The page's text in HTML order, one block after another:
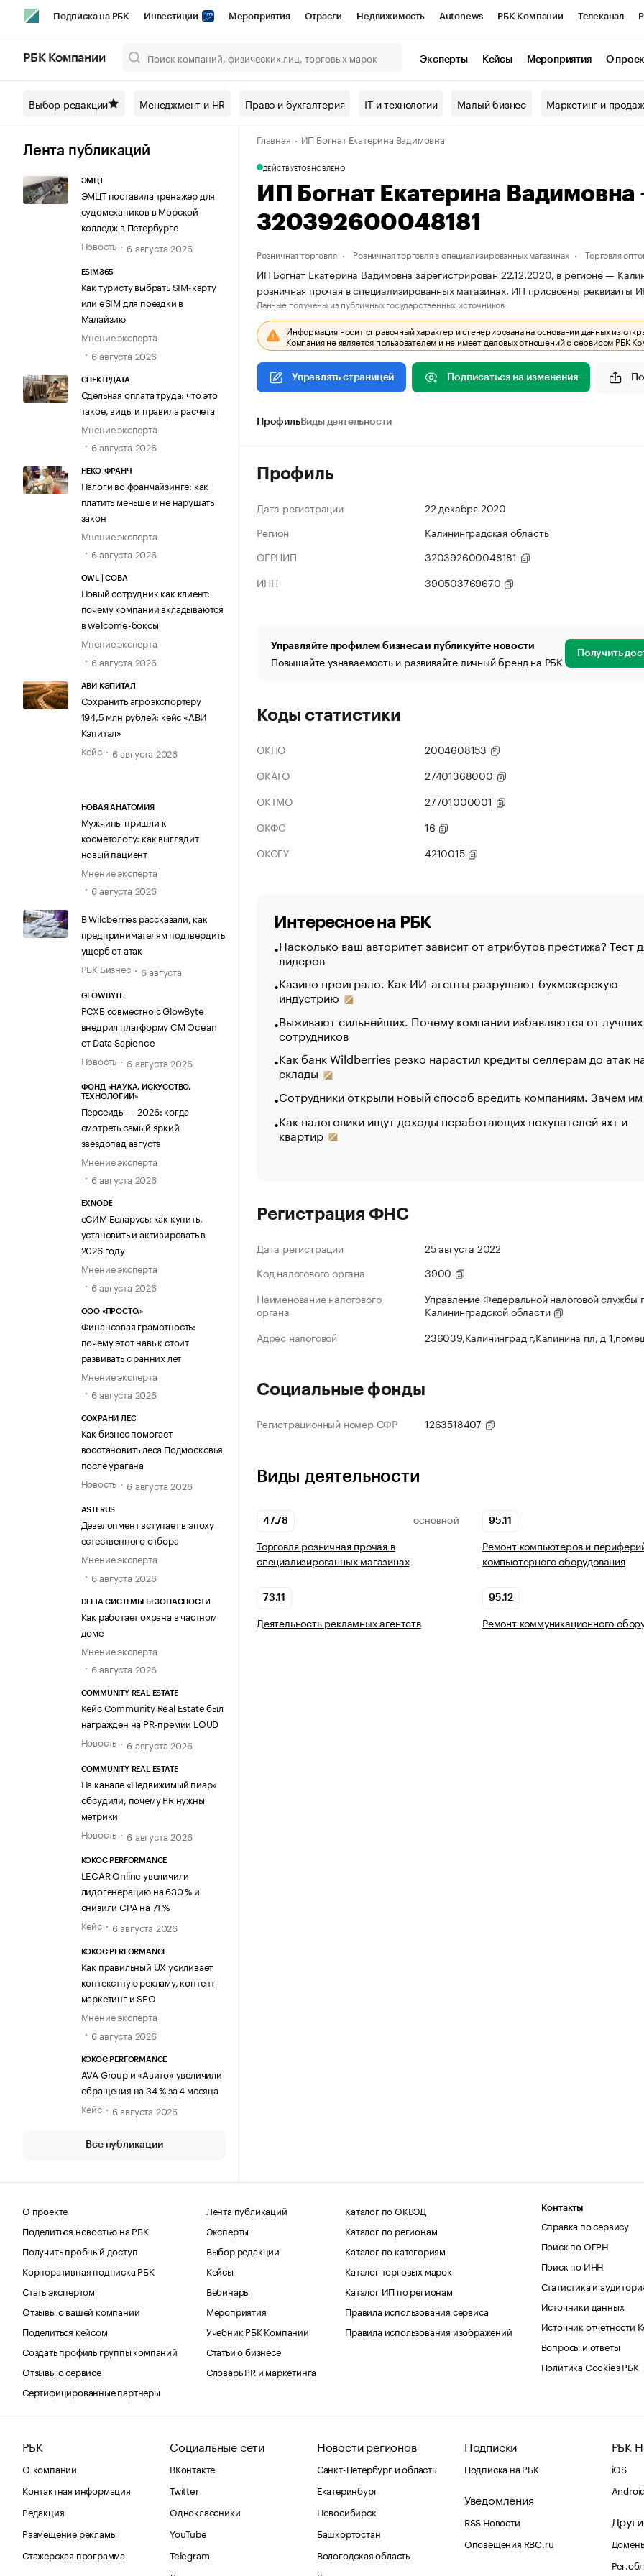
Подписка на РБК Инвестиции Мероприятия Отрасли Недвижимость Autonews РБК Компании Телеканал
Спецпроекты СПб Конференции СПб Спецпроекты Проверка контрагентов
Технологии и медиа Рынок наличной валюты
РБК Компании Эксперты Кейсы Мероприятия О
Выбор редакции Менеджмент и HR Право и бухгалтерия IT и технологии Малый бизнес Маркетинг и
Лента публикаций
ЭМЦТ
ЭМЦТ поставила тренажер для
судомехаников в Морской
колледж в Петербурге
Новость
6 августа 2026
ESIM365
Как туристу выбрать SIM-карту
или eSIM для поездки в
Малайзию
Мнение эксперта
6 августа 2026
СПЕКТРДАТА
Сдельная оплата труда: что это
такое, виды и правила расчета
Мнение эксперта
6 августа 2026
НЕКО-ФРАНЧ
Налоги во франчайзинге: как
платить меньше и не нарушать
закон
Мнение эксперта
6 августа 2026
OWL | СОВА
Новый сотрудник как клиент:
почему компании вкладываются
в welcome-боксы
Мнение эксперта
6 августа 2026
АВИ КЭПИТАЛ
Сохранить агроэкспортеру
194,5 млн рублей: кейс «АВИ
Кэпитал»
Кейс
6 августа 2026
НОВАЯ АНАТОМИЯ
Мужчины пришли к
косметологу: как выглядит
новый пациент
Мнение эксперта
6 августа 2026
В Wildberries рассказали, как
предпринимателям подтвердить
ущерб от атак
РБК Бизнес
6 августа
GLOWBYTE
РСХБ совместно с GlowByte
внедрил платформу CM Ocean
от Data Sapience
Новость
6 августа 2026
ФОНД «НАУКА. ИСКУССТВО.
ТЕХНОЛОГИИ»
Персеиды — 2026: когда
смотреть самый яркий
звездопад августа
Мнение эксперта
6 августа 2026
EXNODE
еСИМ Беларусь: как купить,
установить и активировать в
2026 году
Мнение эксперта
6 августа 2026
ООО «ПРОСТО.»
Финансовая грамотность:
почему этот навык стоит
развивать с ранних лет
Мнение эксперта
6 августа 2026
СОХРАНИ ЛЕС
Как бизнес помогает
восстановить леса Подмосковья
после урагана
Новость
6 августа 2026
ASTERUS
Девелопмент вступает в эпоху
естественного отбора
Мнение эксперта
6 августа 2026
DELTA СИСТЕМЫ БЕЗОПАСНОСТИ
Как работает охрана в частном
доме
Мнение эксперта
6 августа 2026
COMMUNITY REAL ESTATE
Кейс Community Real Estate был
награжден на PR-премии LOUD
Новость
6 августа 2026
COMMUNITY REAL ESTATE
На канале «Недвижимый пиар»
обсудили, почему PR нужны
метрики
Новость
6 августа 2026
KOKOC PERFORMANCE
LECAR Online увеличили
лидогенерацию на 630 % и
снизили CPA на 71 %
Кейс
6 августа 2026
KOKOC PERFORMANCE
Как правильный UX усиливает
контекстную рекламу, контент-
маркетинг и SEO
Мнение эксперта
6 августа 2026
KOKOC PERFORMANCE
AVA Group и «Авито» увеличили
обращения на 34 % за 4 месяца
Кейс
6 августа 2026
Все публикации
Главная ИП Богнат Екатерина Вадимовна
ДЕЙСТВУЕТОБНОВЛЕНО
ИП Богнат Екатерина
320392600048181
Розничная торговля Розничная торговля в специализированных магазинах Торговля
ИП Богнат Екатерина Вадимовна зарегистрирован 22.12.2020, в регионе —
розничная прочая в специализированных магазинах. ИП присвоены
Данные получены из публичных государственных источников.
Информация носит справочный характер и сгенерирована на основании данных из
Компания не является пользователем и не имеет деловых отношений с сервисом РБК
Управлять страницей Подписаться на изменения
ПрофильВиды деятельности
Профиль
Дата регистрации
22 декабря 2020
Регион
Калининградская область
ОГРНИП
320392600048181
ИНН
390503769670
Управляйте профилем бизнеса и публикуйте новости
Повышайте узнаваемость и развивайте личный бренд на РБК Получить
Коды статистики
ОКПО
2004608153
ОКАТО
27401368000
ОКТМО
27701000001
ОКФС
16
ОКОГУ
4210015
Интересное на РБК
Насколько ваш авторитет зависит от атрибутов престижа? Тест
лидеров
Казино проиграло. Как ИИ-агенты разрушают букмекерскую
индустрию
Выживают сильнейших. Почему компании избавляются от лучших
сотрудников
Как банк Wildberries резко нарастил кредиты селлерам до атак
склады
Сотрудники открыли новый способ вредить компаниям. Зачем
Как налоговики ищут доходы неработающих покупателей яхт и
квартир
Регистрация ФНС
Дата регистрации
25 августа 2022
Код налогового органа
3900
Наименование налогового
органа
Управление Федеральной налоговой службы
Калининградской области
Адрес налоговой
236039,Калининград г,Калинина пл, д
Социальные фонды
Регистрационный номер СФР 1263518407
Виды деятельности
47.78 ОСНОВНОЙ
Торговля розничная прочая в
специализированных магазинах
95.11
Ремонт компьютеров и
компьютерного оборудования
73.11
Деятельность рекламных агентств
95.12
Ремонт коммуникационного
О проекте
Поделиться новостью на РБК
Получить пробный доступ
Корпоративная подписка РБК
Стать экспертом
Отзывы о вашей компании
Поделиться кейсом
Создать профиль группы компаний
Отзывы о сервисе
Сертифицированные партнеры
Лента публикаций
Эксперты
Выбор редакции
Кейсы
Вебинары
Мероприятия
Учебник РБК Компании
Статьи о бизнесе
Словарь PR и маркетинга
Каталог по ОКВЭД
Каталог по регионам
Каталог по категориям
Каталог торговых марок
Каталог ИП по регионам
Правила использования сервиса
Правила использования изображений
Контакты
Справка по сервису
Поиск по ОГРН
Поиск по ИНН
Статистика и
Источники данных
Источник отчетности
Вопросы и ответы
Политика Cookies РБК
РБК
О компании
Контактная информация
Редакция
Размещение рекламы
Стажерская программа
Социальные сети
ВКонтакте
Twitter
Одноклассники
YouTube
Telegram
Новости регионов
Санкт-Петербург и область
Екатеринбург
Новосибирск
Башкортостан
Вологодская область
Подписки
Подписка на РБК
Уведомления
RSS Новости
Оповещения RBC.ru
РБК
iOS